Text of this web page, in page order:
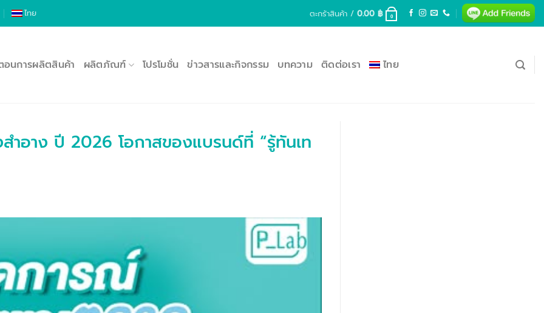
ไทย ตะกร้าสินค้า /0.00฿ 0
นการผลิตสินค้า ผลิตภัณฑ์ โปรโมชั่น ข่าวสารและกิจกรรม บทความ ติดต่อเรา ไทย
ำอาง ปี 2026 โอกาสของแบรนด์ที่ “รู้ทันเท